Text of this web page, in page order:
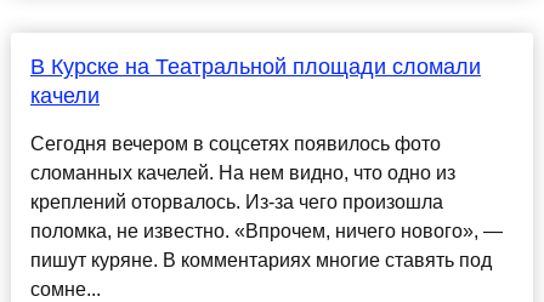
В Курске на Театральной площади сломали
качели
Сегодня вечером в соцсетях появилось фото
сломанных качелей. На нем видно, что одно из
креплений оторвалось. Из-за чего произошла
поломка, не известно. «Впрочем, ничего нового», —
пишут куряне. В комментариях многие ставять под
сомне...